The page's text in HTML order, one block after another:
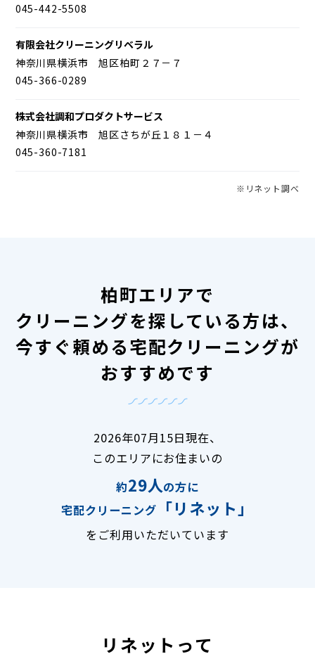
045-442-5508
有限会社クリーニングリベラル
神奈川県横浜市 旭区柏町２７－７
045-366-0289
株式会社調和プロダクトサービス
神奈川県横浜市 旭区さちが丘１８１－４
045-360-7181
※リネット調べ
柏町エリアで
クリーニングを探している方は、
今すぐ頼める宅配クリーニングが
おすすめです
2026年07月15日現在、
このエリアにお住まいの
約29人の方に
宅配クリーニング
「リネット」
をご利用いただいています
リネットって